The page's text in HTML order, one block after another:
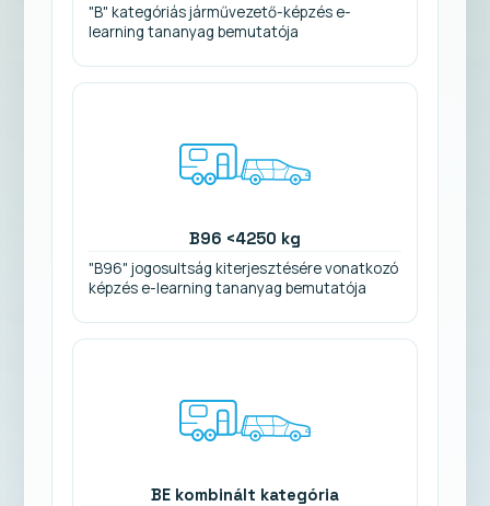
"B" kategóriás járművezető-képzés e-
learning tananyag bemutatója
B96 <4250 kg
"B96" jogosultság kiterjesztésére vonatkozó
képzés e-learning tananyag bemutatója
BE kombinált kategória